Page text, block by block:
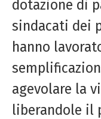
dotazione di
sindacati dei
hanno
agevolare la
liberandole il